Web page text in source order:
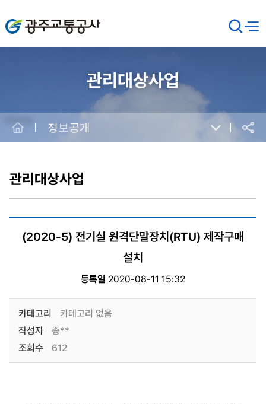
광주교통공사
검
색
창
메뉴
관리대상사업
공유
정보공개
관리대상사업
(2020-5) 전기실 원격단말장치(RTU) 제작구매
설치
등록일 2020-08-11 15:32
카테고리
카테고리 없음
작성자
종**
조회수
612